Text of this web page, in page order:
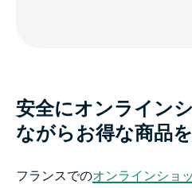
安全にオンライン
ながらお得な商品
フランスでのオンラインショ